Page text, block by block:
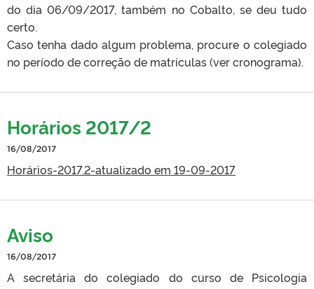
do dia 06/09/2017, também no Cobalto, se deu tudo
certo.
Caso tenha dado algum problema, procure o colegiado
no período de correção de matrículas (ver cronograma).
Horários 2017/2
16/08/2017
Horários-2017.2-atualizado em 19-09-2017
Aviso
16/08/2017
A secretária do colegiado do curso de Psicologia